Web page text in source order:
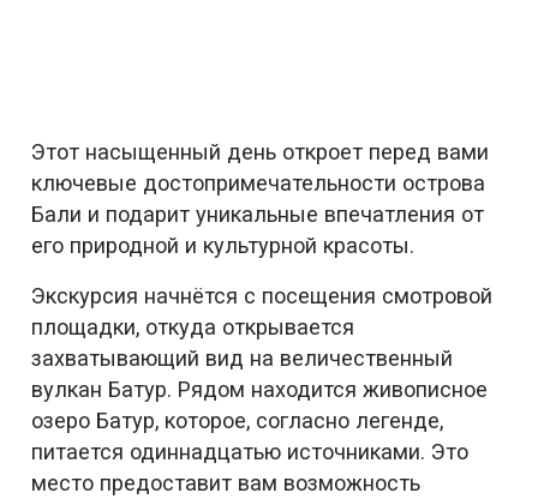
Этот насыщенный день откроет перед вами
ключевые достопримечательности острова
Бали и подарит уникальные впечатления от
его природной и культурной красоты.
Экскурсия начнётся с посещения смотровой
площадки, откуда открывается
захватывающий вид на величественный
вулкан Батур. Рядом находится живописное
озеро Батур, которое, согласно легенде,
питается одиннадцатью источниками. Это
место предоставит вам возможность